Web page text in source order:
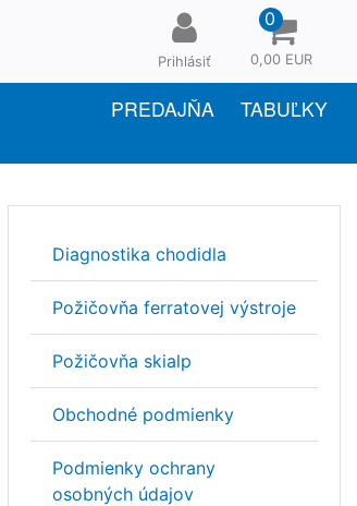
Prihlásiť
0
0,00 EUR
PREDAJŇA TABUĽKY
Diagnostika chodidla
Požičovňa ferratovej výstroje
Požičovňa skialp
Obchodné podmienky
Podmienky ochrany
osobných údajov